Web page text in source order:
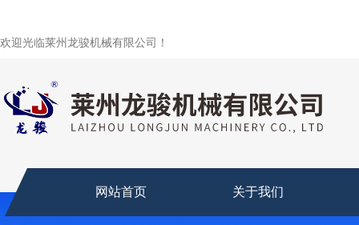
欢迎光临莱州龙骏机械有限公司！
网站首页 关于我们